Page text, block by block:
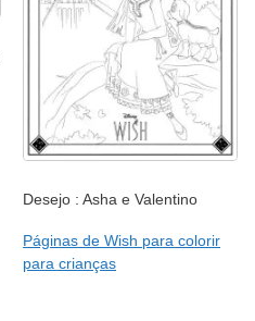
Desejo : Asha e Valentino
Páginas de Wish para colorir
para crianças